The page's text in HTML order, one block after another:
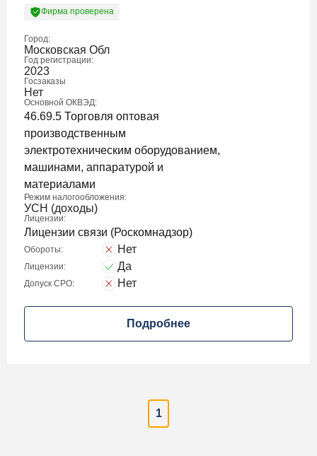
Фирма проверена
Город:
Московская Обл
Год регистрации:
2023
Госзаказы
Нет
Основной ОКВЭД:
46.69.5 Торговля оптовая
производственным
электротехническим оборудованием,
машинами, аппаратурой и
материалами
Режим налогообложения:
УСН (доходы)
Лицензии:
Лицензии связи (Роскомнадзор)
Обороты: Нет
Лицензии: Да
Допуск СРО: Нет
Подробнее
1